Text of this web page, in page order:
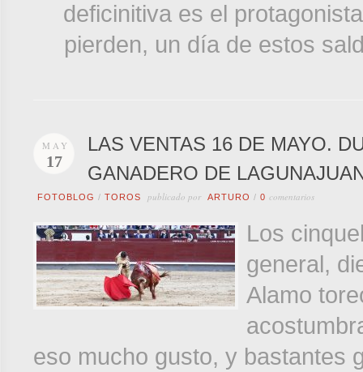
deficinitiva es el
pierden, un día de estos
MAY
17
LAS VENTAS 16 DE MAYO.
GANADERO DE
FOTOBLOG / TOROS publicado por ARTURO / 0 comentarios
Los
general,
Alamo
eso mucho gusto, y bastantes